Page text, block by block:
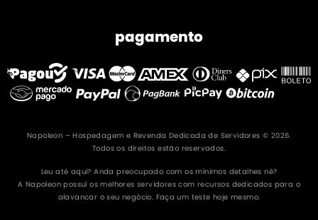
pagamento
Napoleon – Hospedagem e Revenda Dedicada de Servidores © 2026.
Todos os direitos estão reservados.
Leu até aqui? Anda preocupado com os mínimos detalhes né?
A Napoleon possuí os melhores servidores com recursos dedicados para o
alavancar o seu negócio. Faça um teste hoje mesmo.